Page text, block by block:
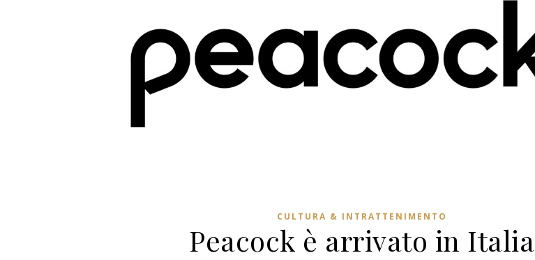
CULTURA & INTRATTENIMENTO
Peacock è arrivato in Italia